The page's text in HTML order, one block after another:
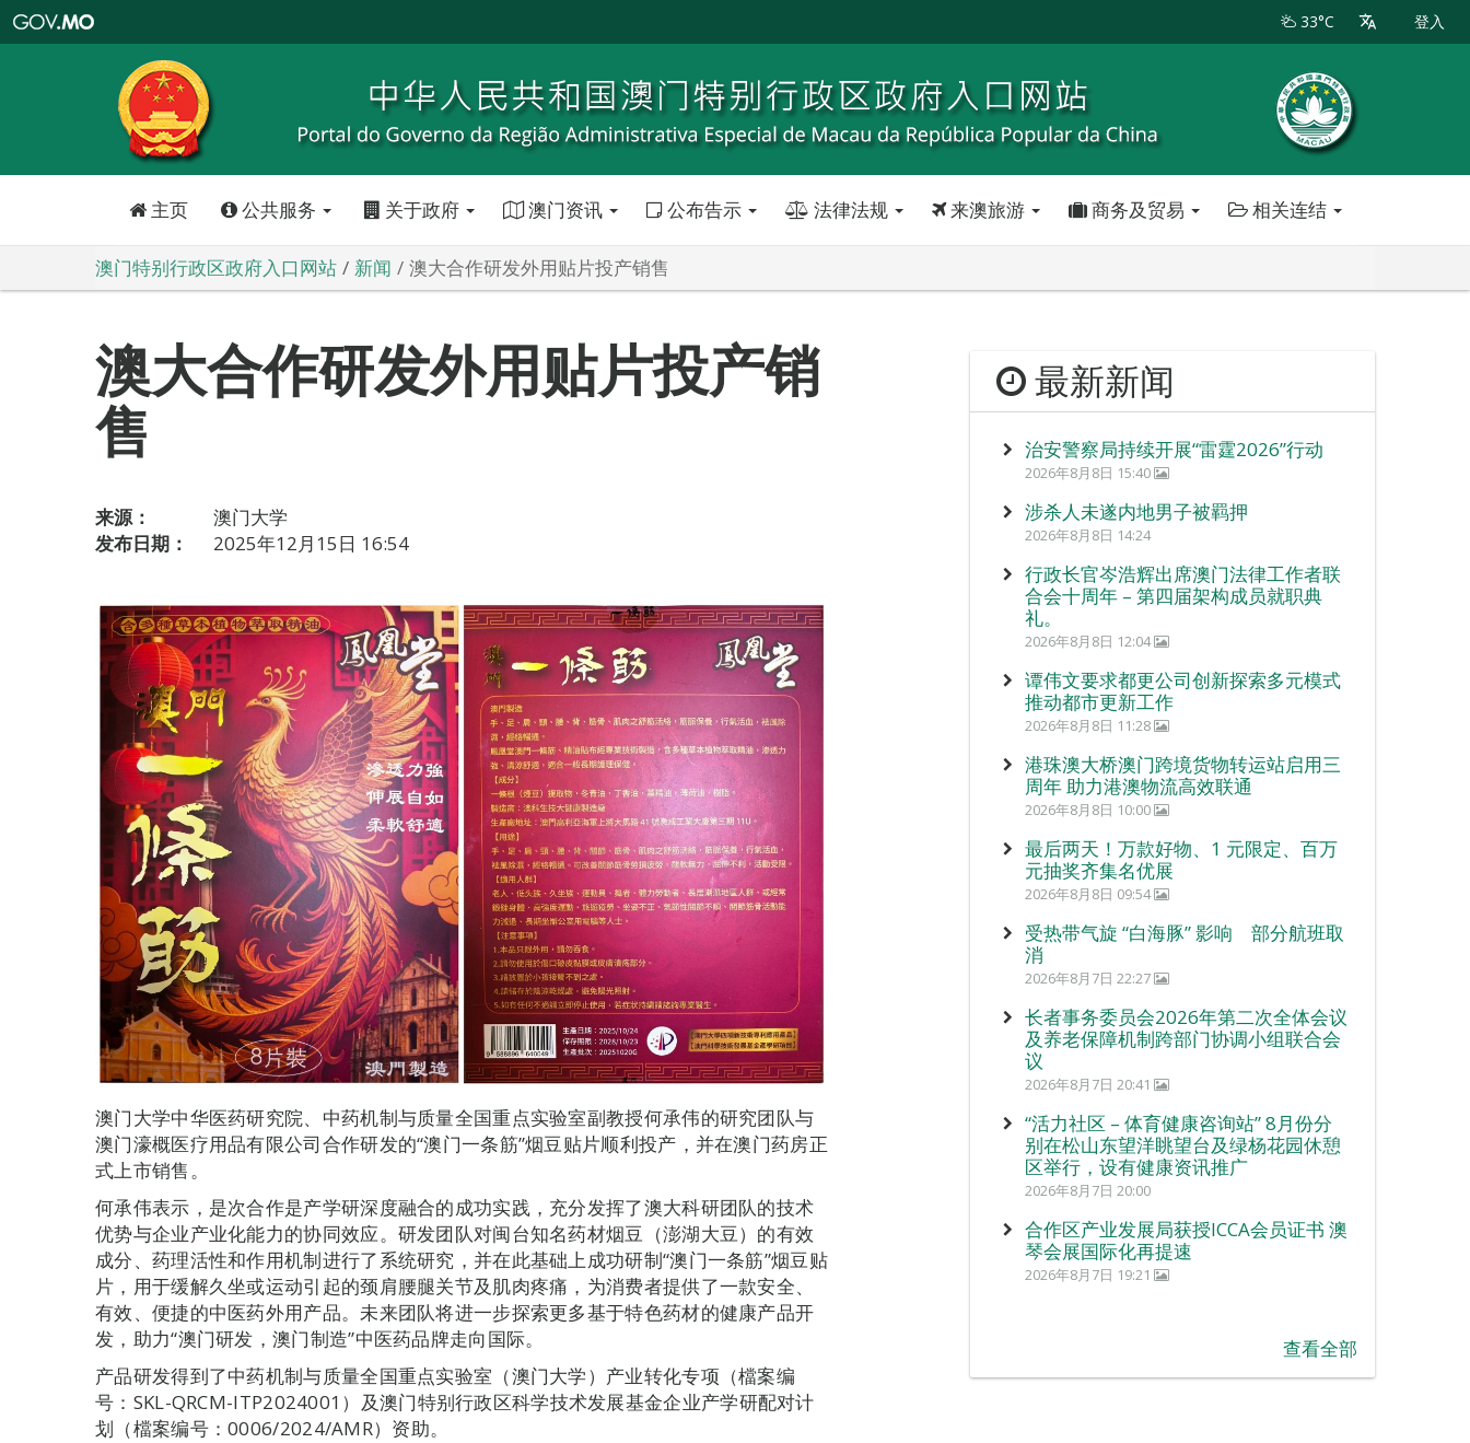
特
政
区
政
口
33°C 登入
主页 公共服务 关于政府 澳门资讯 公布告示 法律法规 来澳旅游 商务及贸易 相关连结
澳门特别行政区政府入口网站 新闻 澳大合作研发外用贴片投产销售
澳大合作研发外用贴片投产销
售
来源：
澳门大学
发布日期：
2025年12月15日 16:54
澳门大学中华医药研究院、中药机制与质量全国重点实验室副教授何承伟的研究团队与
澳门濠概医疗用品有限公司合作研发的“澳门一条筋”烟豆贴片顺利投产，并在澳门药房正
式上市销售。
何承伟表示，是次合作是产学研深度融合的成功实践，充分发挥了澳大科研团队的技术
优势与企业产业化能力的协同效应。研发团队对闽台知名药材烟豆（澎湖大豆）的有效
成分、药理活性和作用机制进行了系统研究，并在此基础上成功研制“澳门一条筋”烟豆贴
片，用于缓解久坐或运动引起的颈肩腰腿关节及肌肉疼痛，为消费者提供了一款安全、
有效、便捷的中医药外用产品。未来团队将进一步探索更多基于特色药材的健康产品开
发，助力“澳门研发，澳门制造”中医药品牌走向国际。
产品研发得到了中药机制与质量全国重点实验室（澳门大学）产业转化专项（檔案编
号：SKL-QRCM-ITP2024001）及澳门特别行政区科学技术发展基金企业产学研配对计
划（檔案编号：0006/2024/AMR）资助。
最新新闻
治安警察局持续开展“雷霆2026”行动
2026年8月8日 15:40
涉杀人未遂内地男子被羁押
2026年8月8日 14:24
行政长官岑浩辉出席澳门法律工作者联
合会十周年 – 第四届架构成员就职典
礼。
2026年8月8日 12:04
谭伟文要求都更公司创新探索多元模式
推动都市更新工作
2026年8月8日 11:28
港珠澳大桥澳门跨境货物转运站启用三
周年 助力港澳物流高效联通
2026年8月8日 10:00
最后两天！万款好物、1 元限定、百万
元抽奖齐集名优展
2026年8月8日 09:54
受热带气旋 “白海豚” 影响 部分航班取
消
2026年8月7日 22:27
长者事务委员会2026年第二次全体会议
及养老保障机制跨部门协调小组联合会
议
2026年8月7日 20:41
“活力社区 – 体育健康咨询站” 8月份分
别在松山东望洋眺望台及绿杨花园休憩
区举行，设有健康资讯推广
2026年8月7日 20:00
合作区产业发展局获授ICCA会员证书 澳
琴会展国际化再提速
2026年8月7日 19:21
查看全部